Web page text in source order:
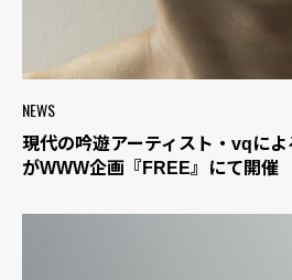
NEWS
現代の吟遊アーティスト・vqに
がWWW企画『FREE』にて開催